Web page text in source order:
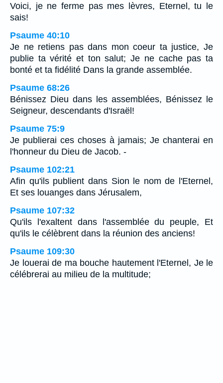
Voici, je ne ferme pas mes lèvres, Eternel, tu le
sais!
Psaume 40:10
Je ne retiens pas dans mon coeur ta justice, Je
publie ta vérité et ton salut; Je ne cache pas ta
bonté et ta fidélité Dans la grande assemblée.
Psaume 68:26
Bénissez Dieu dans les assemblées, Bénissez le
Seigneur, descendants d'Israël!
Psaume 75:9
Je publierai ces choses à jamais; Je chanterai en
l'honneur du Dieu de Jacob. -
Psaume 102:21
Afin qu'ils publient dans Sion le nom de l'Eternel,
Et ses louanges dans Jérusalem,
Psaume 107:32
Qu'ils l'exaltent dans l'assemblée du peuple, Et
qu'ils le célèbrent dans la réunion des anciens!
Psaume 109:30
Je louerai de ma bouche hautement l'Eternel, Je le
célébrerai au milieu de la multitude;